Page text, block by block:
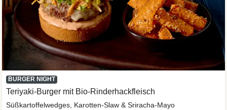
BURGER NIGHT
Teriyaki-Burger mit Bio-Rinderhackfleisch
Süßkartoffelwedges, Karotten-Slaw & Sriracha-Mayo